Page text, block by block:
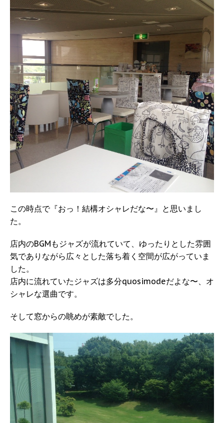
この時点で『おっ！結構オシャレだな〜』と思いまし
た。
店内のBGMもジャズが流れていて、ゆったりとした雰囲
気でありながら広々とした落ち着く空間が広がっていま
した。
店内に流れていたジャズは多分quosimodeだよな〜、オ
シャレな選曲です。
そして窓からの眺めが素敵でした。